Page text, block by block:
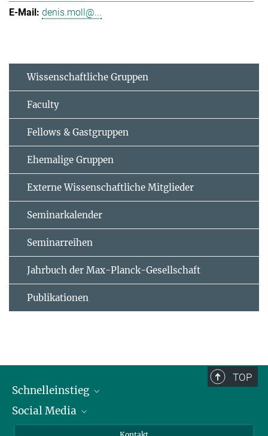
denis.moll@...
Wissenschaftliche Gruppen
Faculty
Fellows & Gastgruppen
Ehemalige Gruppen
Externe Wissenschaftliche Mitglieder
Seminarkalender
Seminarreihen
Jahrbuch der Max-Planck-Gesellschaft
Publikationen
TOP
Schnelleinstieg
Alumni
Social Media